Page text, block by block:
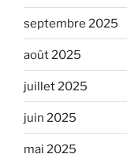
septembre 2025
août 2025
juillet 2025
juin 2025
mai 2025